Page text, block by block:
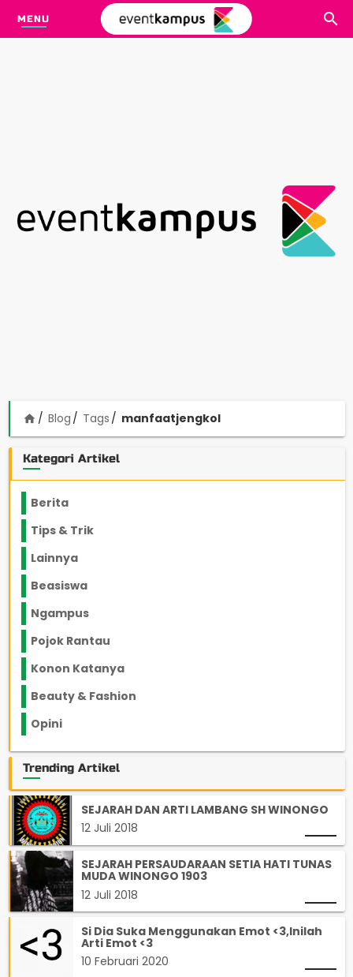
MENU
home Blog Tags manfaatjengkol
Kategori Artikel
Berita
Tips & Trik
Lainnya
Beasiswa
Ngampus
Pojok Rantau
Konon Katanya
Beauty & Fashion
Opini
Trending Artikel
SEJARAH DAN ARTI LAMBANG SH WINONGO
12 Juli 2018
SEJARAH PERSAUDARAAN SETIA HATI TUNAS
MUDA WINONGO 1903
12 Juli 2018
Si Dia Suka Menggunakan Emot <3,Inilah
Arti Emot <3
10 Februari 2020